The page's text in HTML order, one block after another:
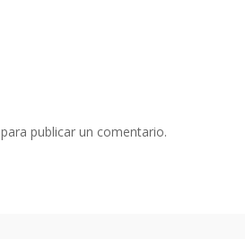
para publicar un comentario.